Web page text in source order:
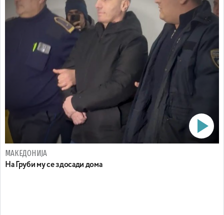
МАКЕДОНИЈА
На Груби му се здосади дома